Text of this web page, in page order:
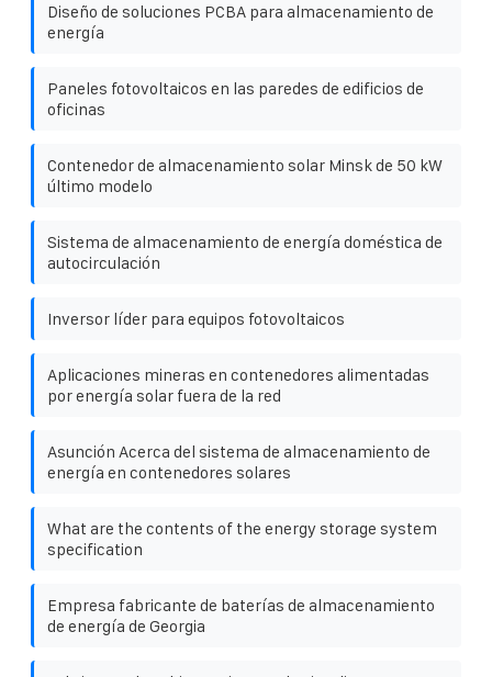
Diseño de soluciones PCBA para almacenamiento de
energía
Paneles fotovoltaicos en las paredes de edificios de
oficinas
Contenedor de almacenamiento solar Minsk de 50 kW
último modelo
Sistema de almacenamiento de energía doméstica de
autocirculación
Inversor líder para equipos fotovoltaicos
Aplicaciones mineras en contenedores alimentadas
por energía solar fuera de la red
Asunción Acerca del sistema de almacenamiento de
energía en contenedores solares
What are the contents of the energy storage system
specification
Empresa fabricante de baterías de almacenamiento
de energía de Georgia